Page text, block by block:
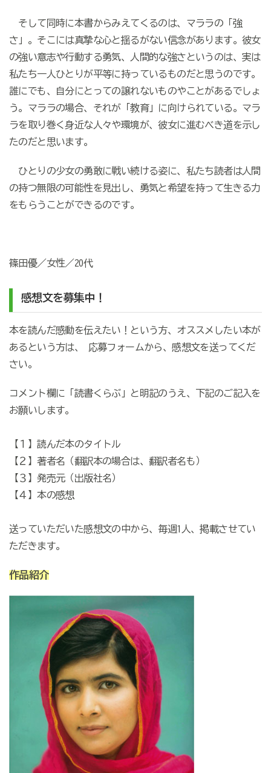
そして同時に本書からみえてくるのは、マララの「強
さ」。そこには真摯な心と揺るがない信念があります。彼女
の強い意志や行動する勇気、人間的な強さというのは、実は
私たち一人ひとりが平等に持っているものだと思うのです。
誰にでも、自分にとっての譲れないものやことがあるでしょ
う。マララの場合、それが「教育」に向けられている。マラ
ラを取り巻く身近な人々や環境が、彼女に進むべき道を示し
たのだと思います。
ひとりの少女の勇敢に戦い続ける姿に、私たち読者は人間
の持つ無限の可能性を見出し、勇気と希望を持って生きる力
をもらうことができるのです。
篠田優／女性／20代
感想文を募集中！
本を読んだ感動を伝えたい！という方、オススメしたい本が
あるという方は、 応募フォームから、感想文を送ってくだ
さい。
コメント欄に「読書くらぶ」と明記のうえ、下記のご記入を
お願いします。
【１】読んだ本のタイトル
【２】著者名（翻訳本の場合は、翻訳者名も）
【３】発売元（出版社名）
【４】本の感想
送っていただいた感想文の中から、毎週1人、掲載させてい
ただきます。
作品紹介